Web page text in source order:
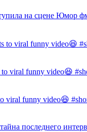
на сцене Юмор
to viral funny video😆
viral funny video😆
viral funny video😆
последнего